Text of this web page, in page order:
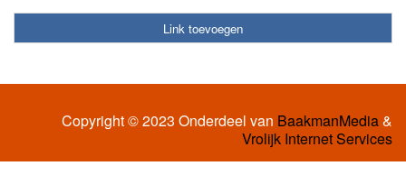
Link toevoegen
Copyright © 2023 Onderdeel van BaakmanMedia&
Vrolijk Internet Services